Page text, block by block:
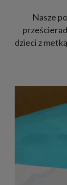
Nasze
dzieci z